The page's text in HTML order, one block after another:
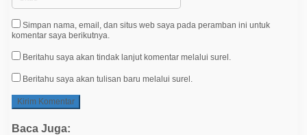
Simpan nama, email, dan situs web saya pada peramban ini untuk
komentar saya berikutnya.
Beritahu saya akan tindak lanjut komentar melalui surel.
Beritahu saya akan tulisan baru melalui surel.
Baca Juga: